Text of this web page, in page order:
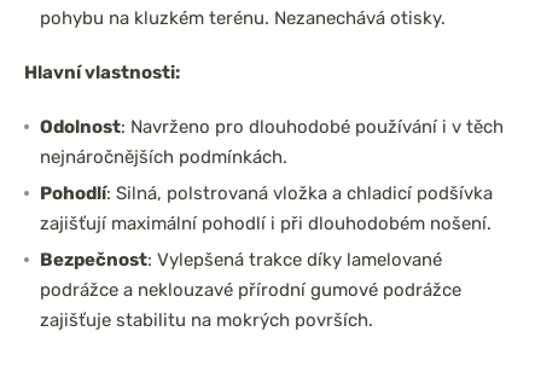
pohybu na kluzkém terénu. Nezanechává otisky.
Hlavní vlastnosti:
Odolnost: Navrženo pro dlouhodobé používání i v těch
nejnáročnějších podmínkách.
Pohodlí: Silná, polstrovaná vložka a chladicí podšívka
zajišťují maximální pohodlí i při dlouhodobém nošení.
Bezpečnost: Vylepšená trakce díky lamelované
podrážce a neklouzavé přírodní gumové podrážce
zajišťuje stabilitu na mokrých površích.